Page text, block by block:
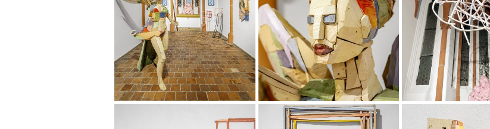
Konradinum Passau
Kirche Kollerschlag
Bavaria
Freibühne, Hofkirchen